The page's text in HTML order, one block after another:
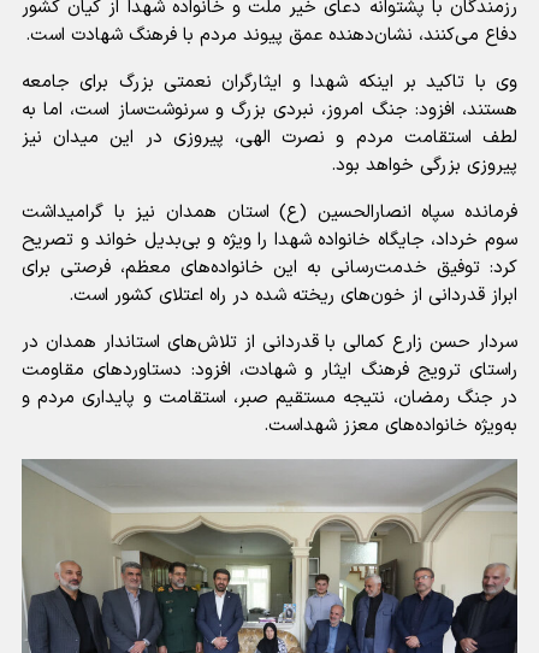
رزمندگان با پشتوانه دعای خیر ملت و خانواده شهدا از کیان کشور
دفاع می‌کنند، نشان‌دهنده عمق پیوند مردم با فرهنگ شهادت است.
وی با تاکید بر اینکه شهدا و ایثارگران نعمتی بزرگ برای جامعه
هستند، افزود: جنگ امروز، نبردی بزرگ و سرنوشت‌ساز است، اما به
لطف استقامت مردم و نصرت الهی، پیروزی در این میدان نیز
پیروزی بزرگی خواهد بود.
فرمانده سپاه انصارالحسین (ع) استان همدان نیز با گرامیداشت
سوم خرداد، جایگاه خانواده شهدا را ویژه و بی‌بدیل خواند و تصریح
کرد: توفیق خدمت‌رسانی به این خانواده‌های معظم، فرصتی برای
ابراز قدردانی از خون‌های ریخته شده در راه اعتلای کشور است.
سردار حسن زارع کمالی با قدردانی از تلاش‌های استاندار همدان در
راستای ترویج فرهنگ ایثار و شهادت، افزود: دستاوردهای مقاومت
در جنگ رمضان، نتیجه مستقیم صبر، استقامت و پایداری مردم و
به‌ویژه خانواده‌های معزز شهداست.